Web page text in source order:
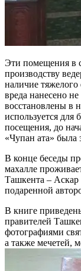
Эти помещения в
производству
наличие
вреда нанесено
восстановлены в
используется
посещения, до
«Чупан ата» была
В конце беседы
махалле
Ташкента – Аскар
подаренной
В книге
правителей
фотографиями
а также мечетей,